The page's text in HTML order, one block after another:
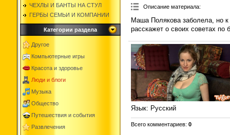
ЧЕХЛЫ И БАНТЫ НА СТУЛ
ГЕРБЫ СЕМЬИ И КОМПАНИИ
Категории раздела
Другое
Компьютерные игры
Красота и здоровье
Люди и блоги
Музыка
Общество
Путешествия и события
Развлечения
Описание материала:
Маша Полякова заболела, но
расскажет о своих советах по
Язык: Русский
Всего комментариев: 0